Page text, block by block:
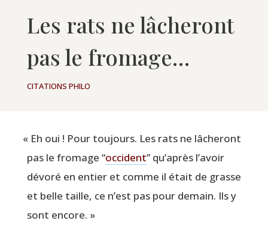
Les rats ne lâcheront
pas le fromage…
CITATIONS PHILO
« Eh oui ! Pour tou­jours. Les rats ne lâche­ront
pas le fro­mage “occi­dent” qu’après l’avoir
dévo­ré en entier et comme il était de grasse
et belle taille, ce n’est pas pour demain. Ils y
sont encore. »